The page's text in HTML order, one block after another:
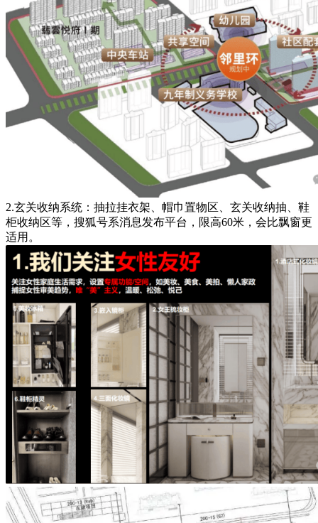
2.玄关收纳系统：抽拉挂衣架、帽巾置物区、玄关收纳抽、鞋
柜收纳区等，搜狐号系消息发布平台，限高60米，会比飘窗更
适用。